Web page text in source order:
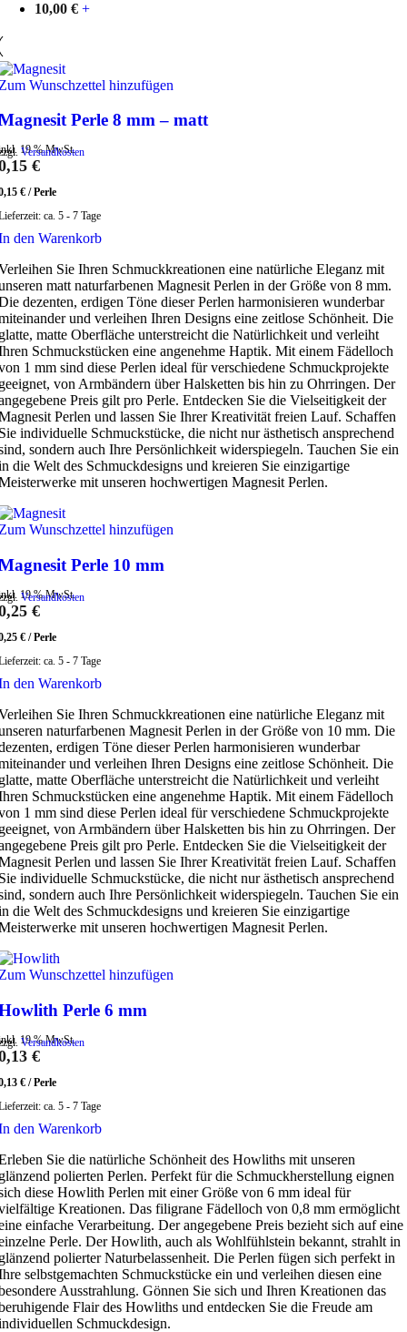
10,00 € +
Wunschzettel hinzufügen
Perle 8 mm – matt
19 % MwSt.
Versandkosten
€
€ /Perle
ca. 5 - 7 Tage
den Warenkorb
Sie Ihren Schmuckkreationen eine natürliche Eleganz mit
matt naturfarbenen Magnesit Perlen in der Größe von 8 mm.
dezenten, erdigen Töne dieser Perlen harmonisieren wunderbar
und verleihen Ihren Designs eine zeitlose Schönheit. Die
matte Oberfläche unterstreicht die Natürlichkeit und verleiht
Schmuckstücken eine angenehme Haptik. Mit einem Fädelloch
1 mm sind diese Perlen ideal für verschiedene Schmuckprojekte
von Armbändern über Halsketten bis hin zu Ohrringen. Der
Preis gilt pro Perle. Entdecken Sie die Vielseitigkeit der
Perlen und lassen Sie Ihrer Kreativität freien Lauf. Schaffen
individuelle Schmuckstücke, die nicht nur ästhetisch ansprechend
sondern auch Ihre Persönlichkeit widerspiegeln. Tauchen Sie ein
die Welt des Schmuckdesigns und kreieren Sie einzigartige
mit unseren hochwertigen Magnesit Perlen.
Wunschzettel hinzufügen
Perle 10 mm
19 % MwSt.
Versandkosten
€
€ /Perle
ca. 5 - 7 Tage
den Warenkorb
Sie Ihren Schmuckkreationen eine natürliche Eleganz mit
naturfarbenen Magnesit Perlen in der Größe von 10 mm. Die
erdigen Töne dieser Perlen harmonisieren wunderbar
und verleihen Ihren Designs eine zeitlose Schönheit. Die
matte Oberfläche unterstreicht die Natürlichkeit und verleiht
Schmuckstücken eine angenehme Haptik. Mit einem Fädelloch
1 mm sind diese Perlen ideal für verschiedene Schmuckprojekte
von Armbändern über Halsketten bis hin zu Ohrringen. Der
Preis gilt pro Perle. Entdecken Sie die Vielseitigkeit der
Perlen und lassen Sie Ihrer Kreativität freien Lauf. Schaffen
individuelle Schmuckstücke, die nicht nur ästhetisch ansprechend
sondern auch Ihre Persönlichkeit widerspiegeln. Tauchen Sie ein
die Welt des Schmuckdesigns und kreieren Sie einzigartige
mit unseren hochwertigen Magnesit Perlen.
Wunschzettel hinzufügen
Perle 6 mm
19 % MwSt.
Versandkosten
€
€ /Perle
ca. 5 - 7 Tage
den Warenkorb
Sie die natürliche Schönheit des Howliths mit unseren
polierten Perlen. Perfekt für die Schmuckherstellung eignen
diese Howlith Perlen mit einer Größe von 6 mm ideal für
Kreationen. Das filigrane Fädelloch von 0,8 mm ermöglicht
einfache Verarbeitung. Der angegebene Preis bezieht sich auf eine
Perle. Der Howlith, auch als Wohlfühlstein bekannt, strahlt in
polierter Naturbelassenheit. Die Perlen fügen sich perfekt in
selbstgemachten Schmuckstücke ein und verleihen diesen eine
Ausstrahlung. Gönnen Sie sich und Ihren Kreationen das
Flair des Howliths und entdecken Sie die Freude am
Schmuckdesign.